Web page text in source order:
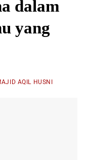
dalam
yang
AQIL HUSNI